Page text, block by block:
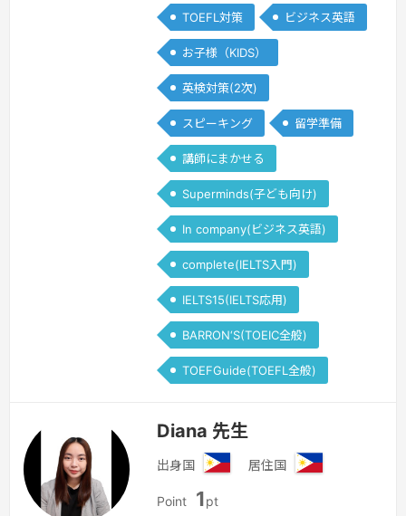
TOEFL対策 ビジネス英語
お子様（KIDS）
英検対策(2次)
スピーキング 留学準備
講師にまかせる
Superminds(子ども向け)
In company(ビジネス英語)
complete(IELTS入門)
IELTS15(IELTS応用)
BARRON‘S(TOEIC全般)
TOEFGuide(TOEFL全般)
Diana 先生
出身国
ィ
居住国
Point 1pt